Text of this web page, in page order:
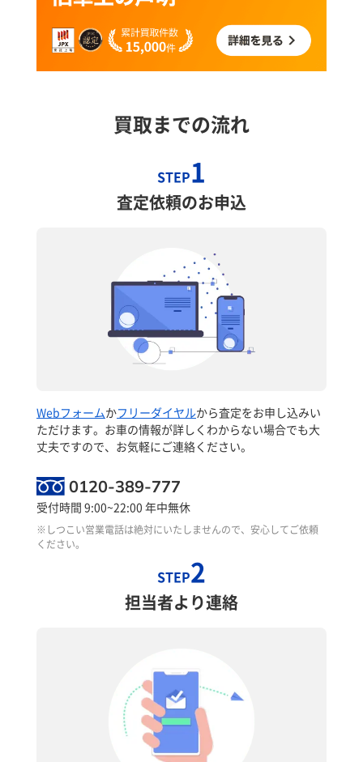
買取までの流れ
STEP1
査定依頼のお申込
Webフォームかフリーダイヤルから査定をお申し込みい
ただけます。お車の情報が詳しくわからない場合でも大
丈夫ですので、お気軽にご連絡ください。
0120-389-777
受付時間 9:00~22:00 年中無休
※しつこい営業電話は絶対にいたしませんので、安心してご依頼
ください。
STEP2
担当者より連絡